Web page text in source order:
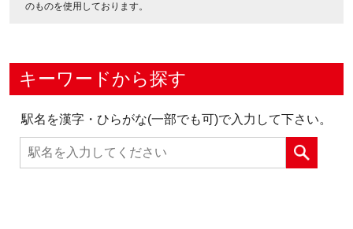
のものを使用しております。
キーワードから探す
駅名を漢字・ひらがな(一部でも可)で入力して下さい。